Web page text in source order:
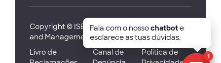
Copyright © ISEG Lisbon School of Economics
and Management 2026
Livro de
Canal de
Política de
1
Fala com o nossochatbote
esclarece as tuas dúvidas.